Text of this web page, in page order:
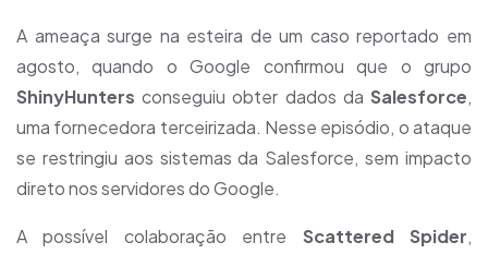
A ameaça surge na esteira de um caso reportado em
agosto, quando o Google confirmou que o grupo
ShinyHunters conseguiu obter dados da Salesforce,
uma fornecedora terceirizada. Nesse episódio, o ataque
se restringiu aos sistemas da Salesforce, sem impacto
direto nos servidores do Google.
A possível colaboração entre Scattered Spider,